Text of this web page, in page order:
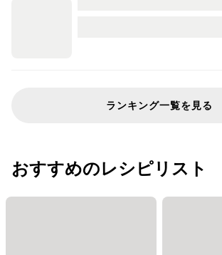
ランキング一覧を見る
おすすめのレシピリスト